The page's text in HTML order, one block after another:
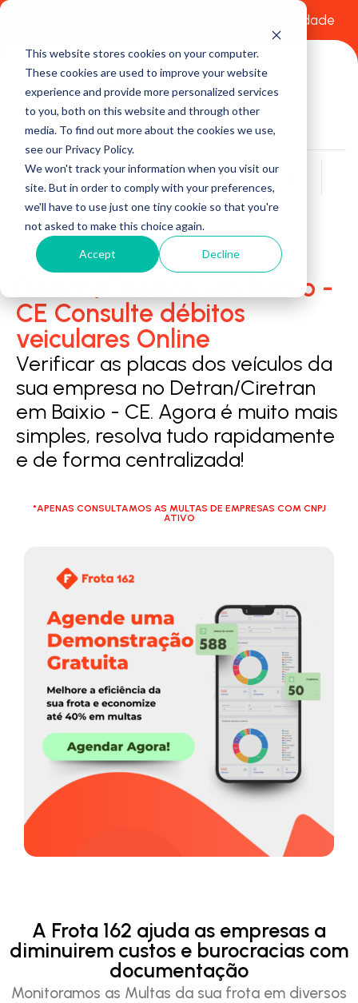
This website stores cookies on your computer.
These cookies are used to improve your website
experience and provide more personalized services
to you, both on this website and through other
media. To find out more about the cookies we use,
see our Privacy Policy.
We won't track your information when you visit our
site. But in order to comply with your preferences,
we'll have to use just one tiny cookie so that you're
not asked to make this choice again.
Accept Decline
Política de Privacidade
Buscar
Detran/Ciretran em Baixio -
CE Consulte débitos
veiculares Online
Verificar as placas dos veículos da
sua empresa no Detran/Ciretran
em Baixio - CE. Agora é muito mais
simples, resolva tudo rapidamente
e de forma centralizada!
*APENAS CONSULTAMOS AS MULTAS DE EMPRESAS COM CNPJ
ATIVO
A Frota 162 ajuda as empresas a
diminuirem custos e burocracias com
documentação
Monitoramos as Multas da sua frota em diversos